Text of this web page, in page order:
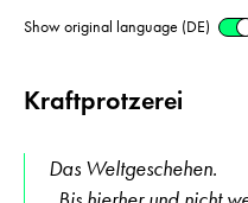
Show original language (DE)
Kraftprotzerei
Das Weltgeschehen.